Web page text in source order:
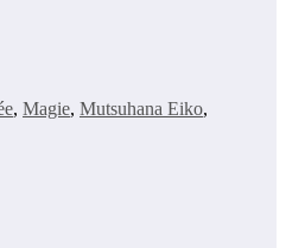
, Magie, Mutsuhana Eiko,